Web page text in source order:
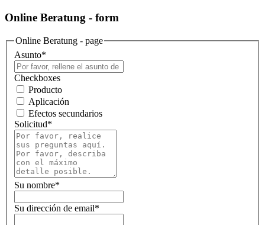
Online Beratung - form
Online Beratung - page
Asunto*
Checkboxes
Producto
Aplicación
Efectos secundarios
Solicitud*
Su nombre*
Su dirección de email*